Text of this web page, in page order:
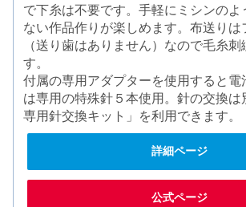
で下糸は不要です。手軽にミシンのよ
ない作品作りが楽しめます。布送りは
（送り歯はありません）なので毛糸刺
す。
付属の専用アダプターを使用すると電
は専用の特殊針５本使用。針の交換は
専用針交換キット」を利用できます。
詳細ページ
公式ページ